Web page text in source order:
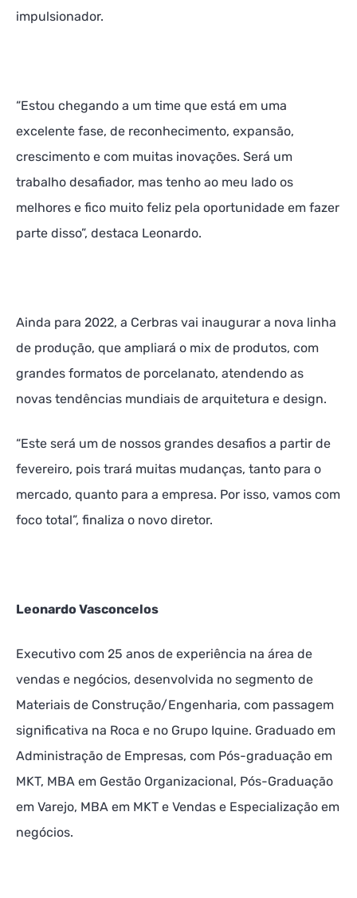
impulsionador.
“Estou chegando a um time que está em uma
excelente fase, de reconhecimento, expansão,
crescimento e com muitas inovações. Será um
trabalho desafiador, mas tenho ao meu lado os
melhores e fico muito feliz pela oportunidade em fazer
parte disso”, destaca Leonardo.
Ainda para 2022, a Cerbras vai inaugurar a nova linha
de produção, que ampliará o mix de produtos, com
grandes formatos de porcelanato, atendendo as
novas tendências mundiais de arquitetura e design.
“Este será um de nossos grandes desafios a partir de
fevereiro, pois trará muitas mudanças, tanto para o
mercado, quanto para a empresa. Por isso, vamos com
foco total”, finaliza o novo diretor.
Leonardo Vasconcelos
Executivo com 25 anos de experiência na área de
vendas e negócios, desenvolvida no segmento de
Materiais de Construção/Engenharia, com passagem
significativa na Roca e no Grupo Iquine. Graduado em
Administração de Empresas, com Pós-graduação em
MKT, MBA em Gestão Organizacional, Pós-Graduação
em Varejo, MBA em MKT e Vendas e Especialização em
negócios.